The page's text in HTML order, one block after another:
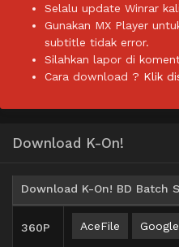
Selalu update Winrar
Gunakan MX Player
subtitle tidak error.
Silahkan lapor di
Cara download ? Klik
Download K-On!
Download K-On! BD Batch
360P AceFile